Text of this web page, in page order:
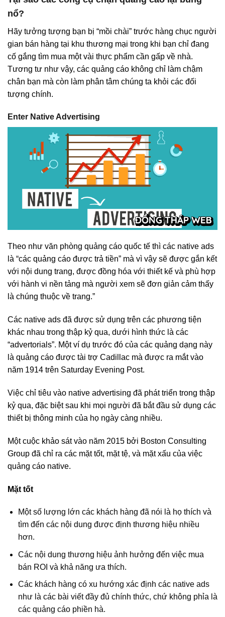
nổ?
Hãy tưởng tượng bạn bị “mồi chài” trước hàng chục người
gian bán hàng tại khu thương mại trong khi bạn chỉ đang
cố gắng tìm mua một vài thực phẩm cần gấp về nhà.
Tương tư như vậy, các quảng cáo không chỉ làm chậm
chân bạn mà còn làm phân tâm chúng ta khỏi các đối
tượng chính.
Enter Native Advertising
Theo như văn phòng quảng cáo quốc tế thì các native ads
là “các quảng cáo được trả tiền” mà vì vậy sẽ được gắn kết
với nội dung trang, được đồng hóa với thiết kế và phù hợp
với hành vi nền tảng mà người xem sẽ đơn giản cảm thấy
là chúng thuộc về trang.”
Các native ads đã được sử dụng trên các phương tiện
khác nhau trong thập kỷ qua, dưới hình thức là các
“advertorials”. Một ví dụ trước đó của các quảng dạng này
là quảng cáo được tài trợ Cadillac mà được ra mắt vào
năm 1914 trên Saturday Evening Post.
Việc chỉ tiêu vào native advertising đã phát triển trong thập
kỷ qua, đặc biệt sau khi mọi người đã bắt đầu sử dụng các
thiết bị thông minh của họ ngày càng nhiều.
Một cuộc khảo sát vào năm 2015 bởi Boston Consulting
Group đã chỉ ra các mặt tốt, mặt tệ, và mặt xấu của việc
quảng cáo native.
Mặt tốt
Một số lượng lớn các khách hàng đã nói là họ thích và
tìm đến các nội dung được định thương hiệu nhiều
hơn.
Các nội dung thương hiệu ảnh hưởng đến việc mua
bán ROI và khả năng ưa thích.
Các khách hàng có xu hướng xác định các native ads
như là các bài viết đầy đủ chính thức, chứ không phỉa là
các quảng cáo phiền hà.